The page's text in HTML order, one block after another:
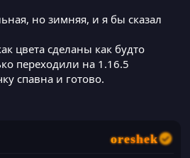
но зимняя, и я бы сказал
цвета сделаны как будто
переходили на 1.16.5
спавна и готово.
oreshek